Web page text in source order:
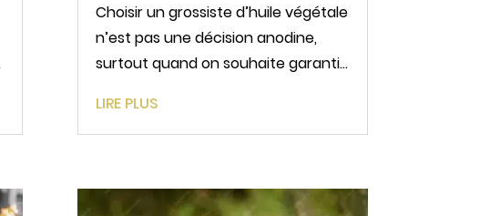
Choisir un grossiste d’huile végétale
n’est pas une décision anodine,
surtout quand on souhaite garantir
efficaces et respectueux de
l’environnement. Que vous soyez
naturelle ou professionnel du...
LIRE PLUS